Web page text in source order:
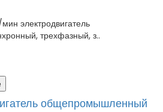
электродвигатель
трехфазный, з..
общепромышленный